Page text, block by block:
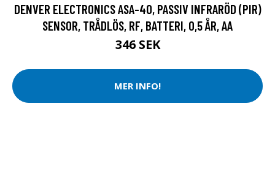
DENVER ELECTRONICS ASA-40, PASSIV INFRARÖD (PIR)
SENSOR, TRÅDLÖS, RF, BATTERI, 0,5 ÅR, AA
346 SEK
MER INFO!